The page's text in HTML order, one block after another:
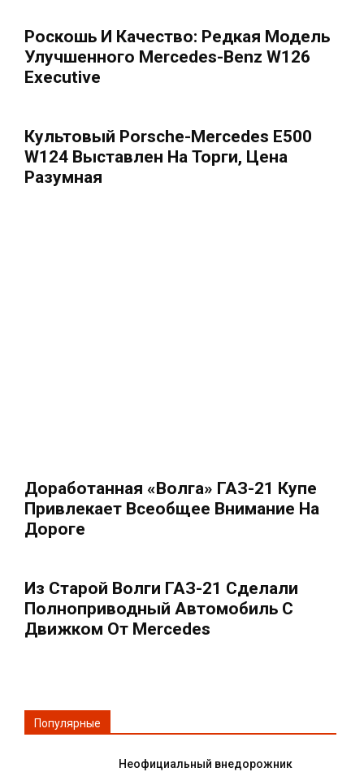
Роскошь И Качество: Редкая Модель
Улучшенного Mercedes-Benz W126
Executive
Культовый Porsche-Mercedes E500
W124 Выставлен На Торги, Цена
Разумная
Доработанная «Волга» ГАЗ-21 Купе
Привлекает Всеобщее Внимание На
Дороге
Из Старой Волги ГАЗ-21 Сделали
Полноприводный Автомобиль С
Движком От Mercedes
Популярные
Неофициальный внедорожник